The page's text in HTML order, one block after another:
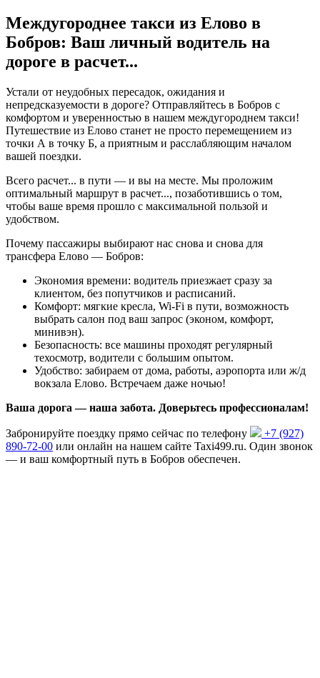
Междугороднее такси из Елово в
Бобров: Ваш личный водитель на
дороге в расчет...
Устали от неудобных пересадок, ожидания и
непредсказуемости в дороге? Отправляйтесь в Бобров с
комфортом и уверенностью в нашем междугороднем такси!
Путешествие из Елово станет не просто перемещением из
точки А в точку Б, а приятным и расслабляющим началом
вашей поездки.
Всего расчет... в пути — и вы на месте. Мы проложим
оптимальный маршрут в расчет..., позаботившись о том,
чтобы ваше время прошло с максимальной пользой и
удобством.
Почему пассажиры выбирают нас снова и снова для
трансфера Елово — Бобров:
Экономия времени: водитель приезжает сразу за
клиентом, без попутчиков и расписаний.
Комфорт: мягкие кресла, Wi-Fi в пути, возможность
выбрать салон под ваш запрос (эконом, комфорт,
минивэн).
Безопасность: все машины проходят регулярный
техосмотр, водители с большим опытом.
Удобство: забираем от дома, работы, аэропорта или ж/д
вокзала Елово. Встречаем даже ночью!
Ваша дорога — наша забота. Доверьтесь профессионалам!
Забронируйте поездку прямо сейчас по телефону
+7 (927)
890-72-00 или онлайн на нашем сайте Taxi499.ru. Один звонок
— и ваш комфортный путь в Бобров обеспечен.